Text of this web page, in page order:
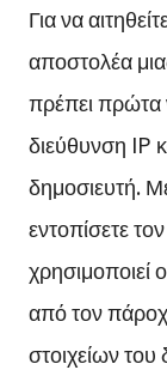
Για να
αποστολέα
πρέπει πρώτα
διεύθυνση IP
δημοσιευτή.
εντοπίσετε
χρησιμοποιεί
από τον
στοιχείων